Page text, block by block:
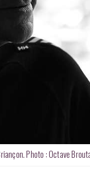
Photo : Octave